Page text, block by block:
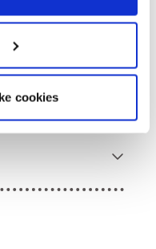
cookies